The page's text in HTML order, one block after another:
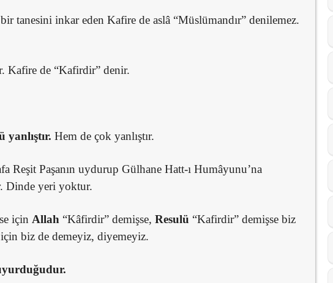
bir tanesini inkar eden Kafire de aslâ “Müslümandır” denilemez.
Kafire de “Kafirdir” denir.
Hem de çok yanlıştır.
Reşit Paşanın uydurup Gülhane Hatt-ı Humâyunu’na
Dinde yeri yoktur.
için Allah “Kâfirdir” demişse, Resulü “Kafirdir” demişse biz
biz de demeyiz, diyemeyiz.